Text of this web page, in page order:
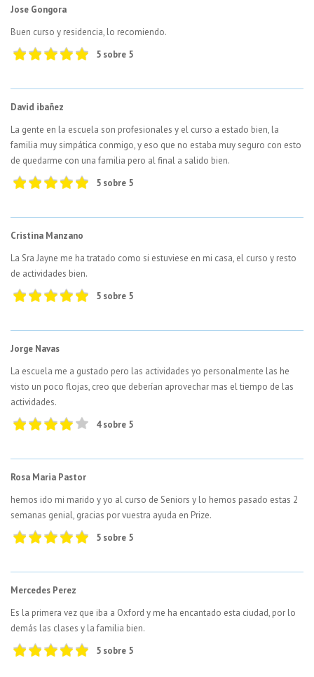
Jose Gongora
Buen curso y residencia, lo recomiendo.
5 sobre 5
David ibañez
La gente en la escuela son profesionales y el curso a estado bien, la
familia muy simpática conmigo, y eso que no estaba muy seguro con esto
de quedarme con una familia pero al final a salido bien.
5 sobre 5
Cristina Manzano
La Sra Jayne me ha tratado como si estuviese en mi casa, el curso y resto
de actividades bien.
5 sobre 5
Jorge Navas
La escuela me a gustado pero las actividades yo personalmente las he
visto un poco flojas, creo que deberían aprovechar mas el tiempo de las
actividades.
4 sobre 5
Rosa Maria Pastor
hemos ido mi marido y yo al curso de Seniors y lo hemos pasado estas 2
semanas genial, gracias por vuestra ayuda en Prize.
5 sobre 5
Mercedes Perez
Es la primera vez que iba a Oxford y me ha encantado esta ciudad, por lo
demás las clases y la familia bien.
5 sobre 5